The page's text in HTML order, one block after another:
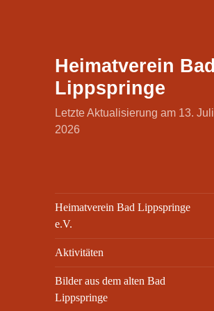
Heimatverein Bad
Lippspringe
Letzte Aktualisierung am 13. Juli
2026
Heimatverein Bad Lippspringe
e.V.
Aktivitäten
Bilder aus dem alten Bad
Lippspringe